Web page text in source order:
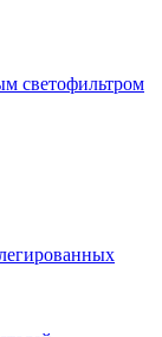
светофильтром